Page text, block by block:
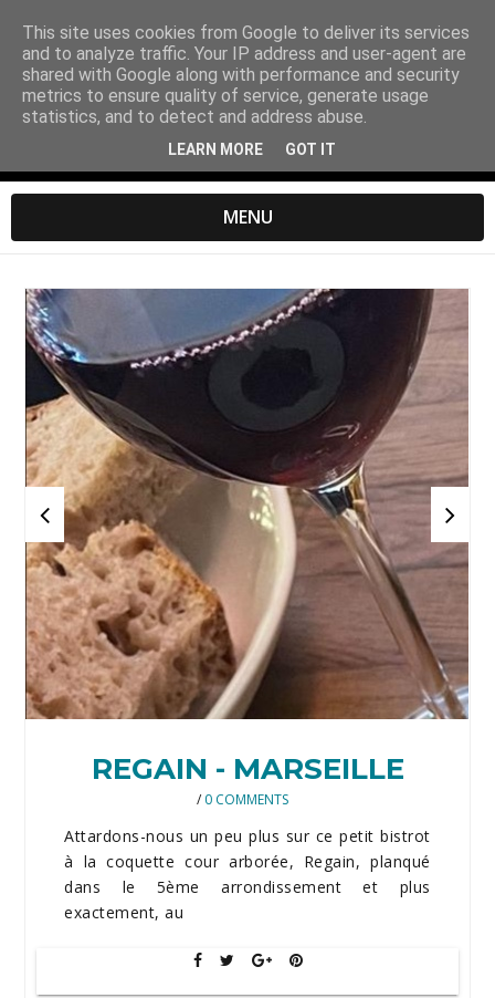
MENU
REGAIN - MARSEILLE
/ 0 COMMENTS
Attardons-nous un peu plus sur ce petit bistrot
à la coquette cour arborée, Regain, planqué
dans le 5ème arrondissement et plus
exactement, au
This site uses cookies from Google to deliver its services
and to analyze traffic. Your IP address and user-agent are
shared with Google along with performance and security
metrics to ensure quality of service, generate usage
statistics, and to detect and address abuse.
LEARN MORE GOT IT